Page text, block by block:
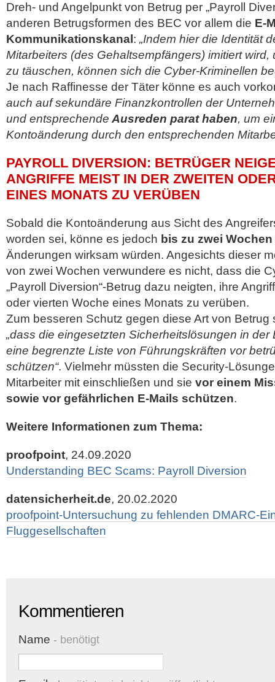
Dreh- und Angelpunkt von Betrug per „Payroll
anderen Betrugsformen des BEC vor allem die E-
Kommunikationskanal : „Indem hier die Identität
Mitarbeiters (des Gehaltsempfängers) imitiert
zu täuschen, können sich die Cyber-Kriminellen
Je nach Raffinesse der Täter könne es auch
auch auf sekundäre Finanzkontrollen der
und entsprechende Ausreden parat haben, um
Kontoänderung durch den entsprechenden
PAYROLL DIVERSION: BETRÜGER
ANGRIFFE MEIST IN DER ZWEITEN
EINES MONATS ZU VERÜBEN
Sobald die Kontoänderung aus Sicht des
worden sei, könne es jedoch bis zu zwei
Änderungen wirksam würden. Angesichts dieser
von zwei Wochen verwundere es nicht, dass die
„Payroll Diversion“-Betrug dazu neigten, ihre
oder vierten Woche eines Monats zu verüben.
Zum besseren Schutz gegen diese Art von Betrug
„dass die eingesetzten Sicherheitslösungen in der
eine begrenzte Liste von Führungskräften vor
schützen“. Vielmehr müssten die Security-
Mitarbeiter mit einschließen und sie vor einem
sowie vor gefährlichen E-Mails schützen.
Weitere Informationen zum Thema:
proofpoint, 24.09.2020
Understanding BEC Scams: Payroll Diversion
datensicherheit.de, 20.02.2020
proofpoint-Untersuchung zu fehlenden DMARC-
Fluggesellschaften
Kommentieren
Name - benötigt